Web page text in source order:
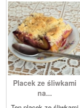
Placek ze śliwkami
na...